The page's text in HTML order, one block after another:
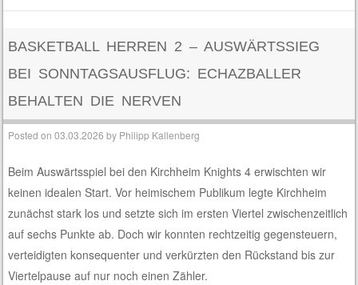
BASKETBALL HERREN 2 – AUSWÄRTSSIEG
BEI SONNTAGSAUSFLUG: ECHAZBALLER
BEHALTEN DIE NERVEN
Posted on03.03.2026 by Philipp Kallenberg
Beim Auswärtsspiel bei den Kirchheim Knights 4 erwischten wir
keinen idealen Start. Vor heimischem Publikum legte Kirchheim
zunächst stark los und setzte sich im ersten Viertel zwischenzeitlich
auf sechs Punkte ab. Doch wir konnten rechtzeitig gegensteuern,
verteidigten konsequenter und verkürzten den Rückstand bis zur
Viertelpause auf nur noch einen Zähler.